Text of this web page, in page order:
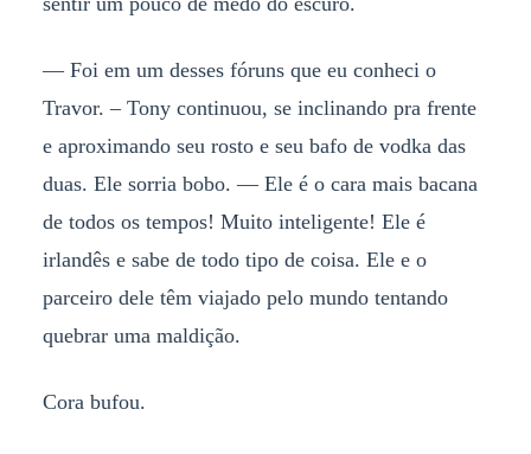
— Foi em um desses fóruns que eu conheci o
Travor. – Tony continuou, se inclinando pra frente
e aproximando seu rosto e seu bafo de vodka das
duas. Ele sorria bobo. — Ele é o cara mais bacana
de todos os tempos! Muito inteligente! Ele é
irlandês e sabe de todo tipo de coisa. Ele e o
parceiro dele têm viajado pelo mundo tentando
quebrar uma maldição.
Cora bufou.